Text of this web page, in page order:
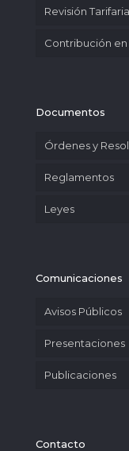
Revisión Tarifaria
Contribución
Documentos
Órdenes y
Reglamentos
Leyes
Comunicaciones
Avisos Públicos
Presentaciones
Publicaciones
Contacto